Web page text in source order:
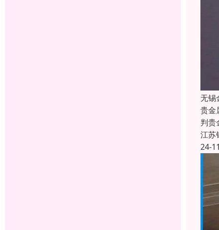
无锡
贵金
判贵
江苏
24-